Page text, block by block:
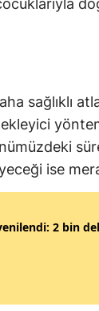
sağlıklı
ise
2 bin